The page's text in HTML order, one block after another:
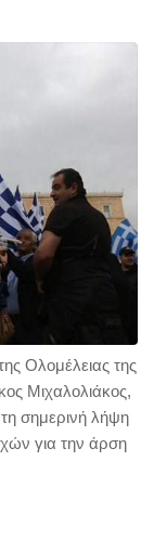
Ολομέλειας της
Μιχαλολιάκος,
σημερινή λήψη
για την άρση